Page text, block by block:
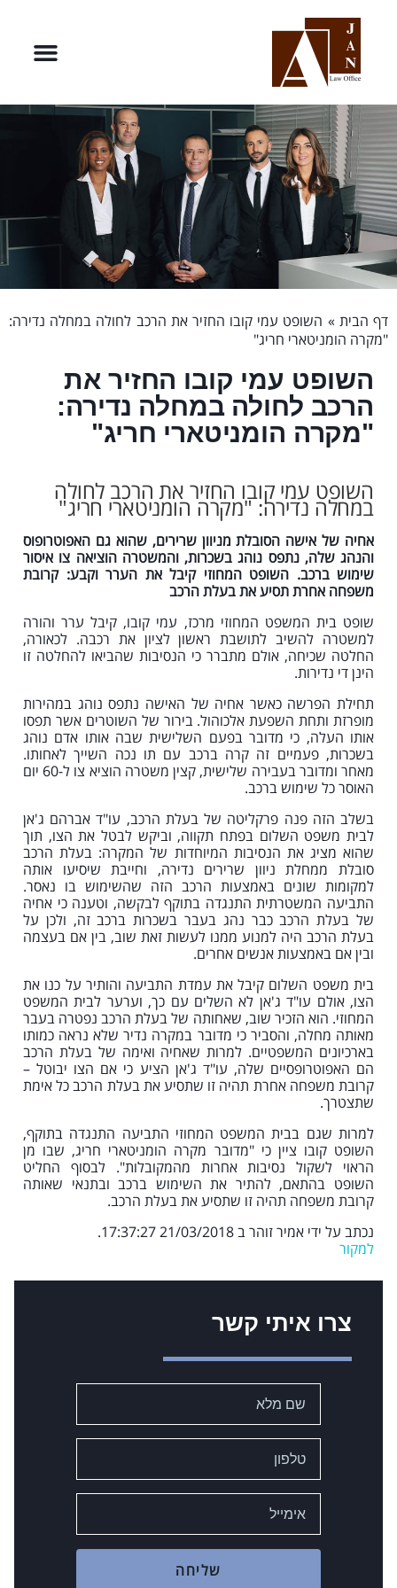
דף הבית » השופט עמי קובו החזיר את הרכב לחולה במחלה נדירה:
"מקרה הומניטארי חריג"
השופט עמי קובו החזיר את
הרכב לחולה במחלה נדירה:
"מקרה הומניטארי חריג"
השופט עמי קובו החזיר את הרכב לחולה
במחלה נדירה: "מקרה הומניטארי חריג"
אחיה של אישה הסובלת מניוון שרירים, שהוא גם האפוטרופוס
והנהג שלה, נתפס נוהג בשכרות, והמשטרה הוציאה צו איסור
שימוש ברכב. השופט המחוזי קיבל את הערר וקבע: קרובת
משפחה אחרת תסיע את בעלת הרכב
שופט בית המשפט המחוזי מרכז, עמי קובו, קיבל ערר והורה
למשטרה להשיב לתושבת ראשון לציון את רכבה. לכאורה,
החלטה שכיחה, אולם מתברר כי הנסיבות שהביאו להחלטה זו
הינן די נדירות.
תחילת הפרשה כאשר אחיה של האישה נתפס נוהג במהירות
מופרזת ותחת השפעת אלכוהול. בירור של השוטרים אשר תפסו
אותו העלה, כי מדובר בפעם השלישית שבה אותו אדם נוהג
בשכרות, פעמיים זה קרה ברכב עם תו נכה השייך לאחותו.
מאחר ומדובר בעבירה שלישית, קצין משטרה הוציא צו ל-60 יום
האוסר כל שימוש ברכב.
בשלב הזה פנה פרקליטה של בעלת הרכב, עו"ד אברהם ג'אן
לבית משפט השלום בפתח תקווה, וביקש לבטל את הצו, תוך
שהוא מציג את הנסיבות המיוחדות של המקרה: בעלת הרכב
סובלת ממחלת ניוון שרירים נדירה, וחייבת שיסיעו אותה
למקומות שונים באמצעות הרכב הזה שהשימוש בו נאסר.
התביעה המשטרתית התנגדה בתוקף לבקשה, וטענה כי אחיה
של בעלת הרכב כבר נהג בעבר בשכרות ברכב זה, ולכן על
בעלת הרכב היה למנוע ממנו לעשות זאת שוב, בין אם בעצמה
ובין אם באמצעות אנשים אחרים.
בית משפט השלום קיבל את עמדת התביעה והותיר על כנו את
הצו, אולם עו"ד ג'אן לא השלים עם כך, וערער לבית המשפט
המחוזי. הוא הזכיר שוב, שאחותה של בעלת הרכב נפטרה בעבר
מאותה מחלה, והסביר כי מדובר במקרה נדיר שלא נראה כמותו
בארכיונים המשפטיים. למרות שאחיה ואימה של בעלת הרכב
הם האפוטרופסיים שלה, עו"ד ג'אן הציע כי אם הצו יבוטל –
קרובת משפחה אחרת תהיה זו שתסיע את בעלת הרכב כל אימת
שתצטרך.
למרות שגם בבית המשפט המחוזי התביעה התנגדה בתוקף,
השופט קובו ציין כי "מדובר מקרה הומניטארי חריג, שבו מן
הראוי לשקול נסיבות אחרות מהמקובלות". לבסוף החליט
השופט בהתאם, להתיר את השימוש ברכב ובתנאי שאותה
קרובת משפחה תהיה זו שתסיע את בעלת הרכב.
נכתב על ידי אמיר זוהר ב 21/03/2018 17:37:27.
למקור
צרו איתי קשר
שליחה